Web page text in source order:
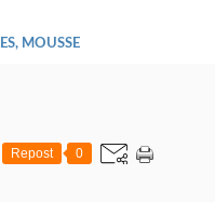
MOUSSE
Repost 0